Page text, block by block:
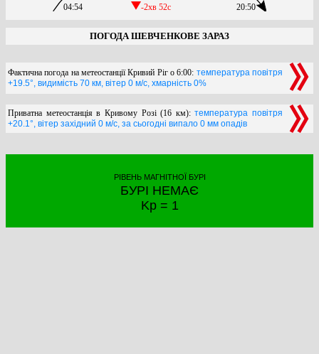
04:54
-2хв 52c
20:50
ПОГОДА ШЕВЧЕНКОВЕ ЗАРАЗ
Фактична погода на метеостанції Кривий Ріг о 6:00: температура повітря
+19.5°, видимість 70 км, вітер 0 м/с, хмарність 0%
Приватна метеостанція в Кривому Розі (16 км):температура повітря
+20.1°, вітер західний 0 м/с, за сьогодні випало 0 мм опадів
РІВЕНЬ МАГНІТНОЇ БУРІ
БУРІ НЕМАЄ
Kp = 1